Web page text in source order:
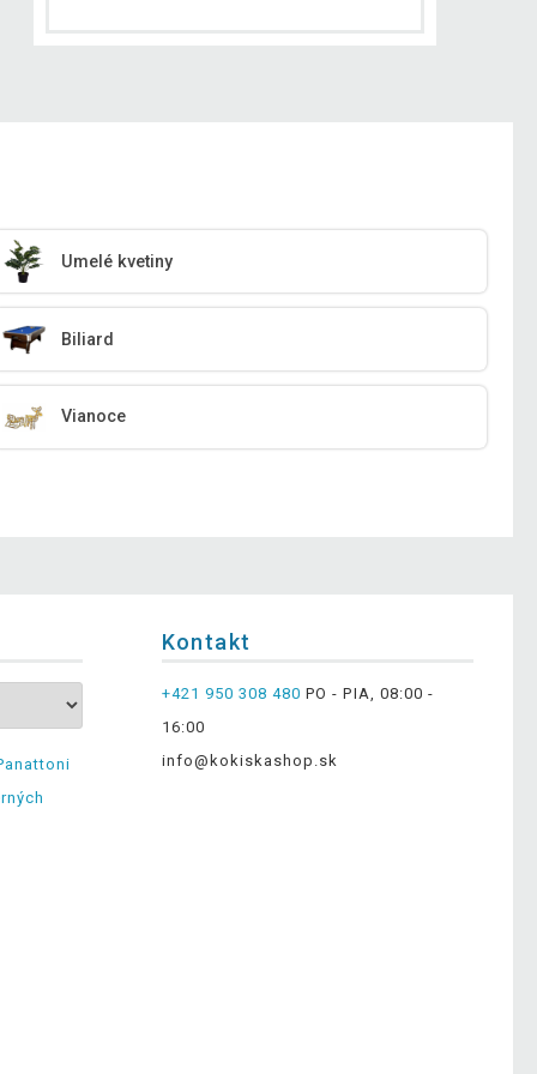
Umelé kvetiny
Biliard
Vianoce
Kontakt
+421 950 308 480 PO - PIA, 08:00 -
16:00
info@kokiskashop.sk